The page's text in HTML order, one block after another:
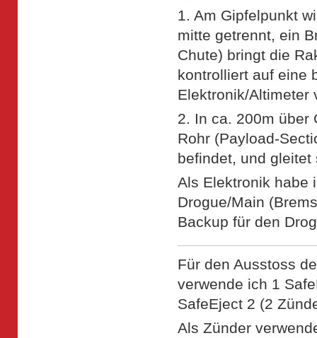
1. Am Gipfelpunkt
mitte getrennt, ein
Chute) bringt die
kontrolliert auf eine
Elektronik/Altimeter
2. In ca. 200m über
Rohr (Payload-
befindet, und gleitet
Als Elektronik habe
Drogue/Main
Backup für den
Für den Ausstoss
verwende ich 1
SafeEject 2 (2
Als Zünder